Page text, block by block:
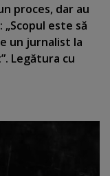
proces, dar au
este să
un jurnalist la
Legătura cu